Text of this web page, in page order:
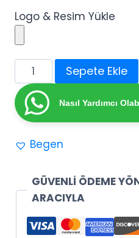
Logo & Resim Yükle
Mavi
Temalı
Doğum
Günü
adet
Sepete Ekle
Nasıl Yardımcı
Begen
GÜVENLİ ÖDEME
ARACIYLA